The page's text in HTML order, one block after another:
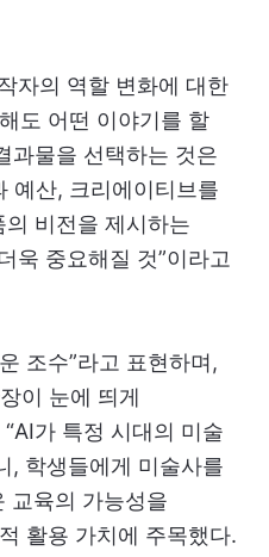
자의 역할 변화에 대한
도 어떤 이야기를 할
과물을 선택하는 것은
예산, 크리에이티브를
비전을 제시하는
욱 중요해질 것”이라고
조수”라고 표현하며,
이 눈에 띄게
가 특정 시대의 미술
, 학생들에게 미술사를
교육의 가능성을
활용 가치에 주목했다.